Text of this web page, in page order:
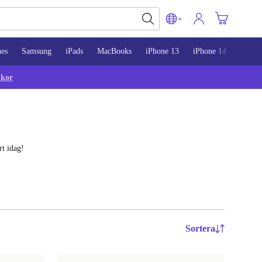
Samsung iPads MacBooks iPhone 13 iPhone 14
idag!
Sortera